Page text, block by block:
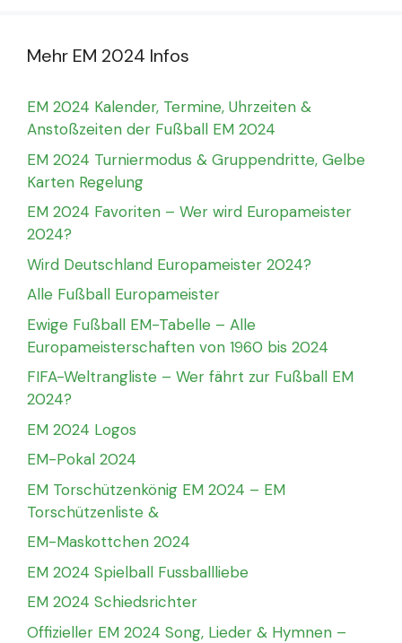
Mehr EM 2024 Infos
EM 2024 Kalender, Termine, Uhrzeiten &
Anstoßzeiten der Fußball EM 2024
EM 2024 Turniermodus & Gruppendritte, Gelbe
Karten Regelung
EM 2024 Favoriten – Wer wird Europameister
2024?
Wird Deutschland Europameister 2024?
Alle Fußball Europameister
Ewige Fußball EM-Tabelle – Alle
Europameisterschaften von 1960 bis 2024
FIFA-Weltrangliste – Wer fährt zur Fußball EM
2024?
EM 2024 Logos
EM-Pokal 2024
EM Torschützenkönig EM 2024 – EM
Torschützenliste &
EM-Maskottchen 2024
EM 2024 Spielball Fussballliebe
EM 2024 Schiedsrichter
Offizieller EM 2024 Song, Lieder & Hymnen –